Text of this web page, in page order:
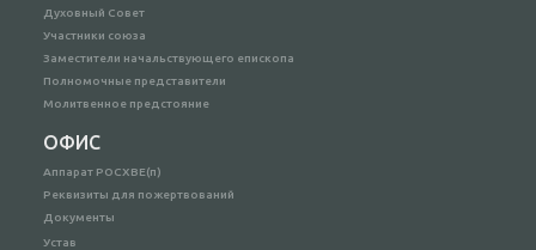
две
недели
Духовный Совет
Участники союза
Заместители начальствующего епископа
Полномочные представители
Молитвенное предстояние
ОФИС
Аппарат РОСХВЕ(п)
Реквизиты для пожертвований
Документы
Устав